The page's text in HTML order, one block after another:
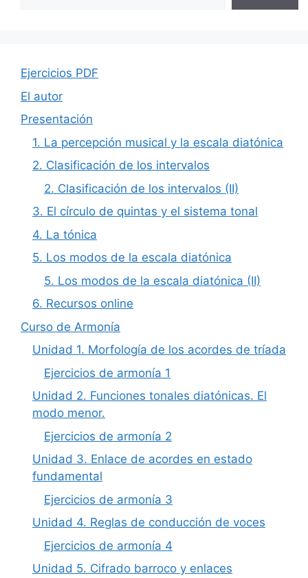
Ejercicios PDF
El autor
Presentación
1. La percepción musical y la escala diatónica
2. Clasificación de los intervalos
2. Clasificación de los intervalos (II)
3. El círculo de quintas y el sistema tonal
4. La tónica
5. Los modos de la escala diatónica
5. Los modos de la escala diatónica (II)
6. Recursos online
Curso de Armonía
Unidad 1. Morfología de los acordes de tríada
Ejercicios de armonía 1
Unidad 2. Funciones tonales diatónicas. El
modo menor.
Ejercicios de armonía 2
Unidad 3. Enlace de acordes en estado
fundamental
Ejercicios de armonía 3
Unidad 4. Reglas de conducción de voces
Ejercicios de armonía 4
Unidad 5. Cifrado barroco y enlaces